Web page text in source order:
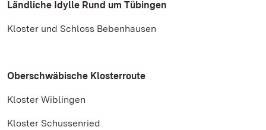
Ländliche Idylle Rund um Tübingen
Kloster und Schloss Bebenhausen
Oberschwäbische Klosterroute
Kloster Wiblingen
Kloster Schussenried